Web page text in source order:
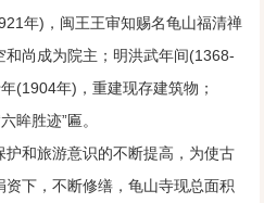
年)，闽王王审知赐名龟山福清禅
尚成为院主；明洪武年间(1368-
(1904年)，重建现存建筑物；
眸胜迹”匾。
和旅游意识的不断提高，为使古
下，不断修缮，龟山寺现总面积